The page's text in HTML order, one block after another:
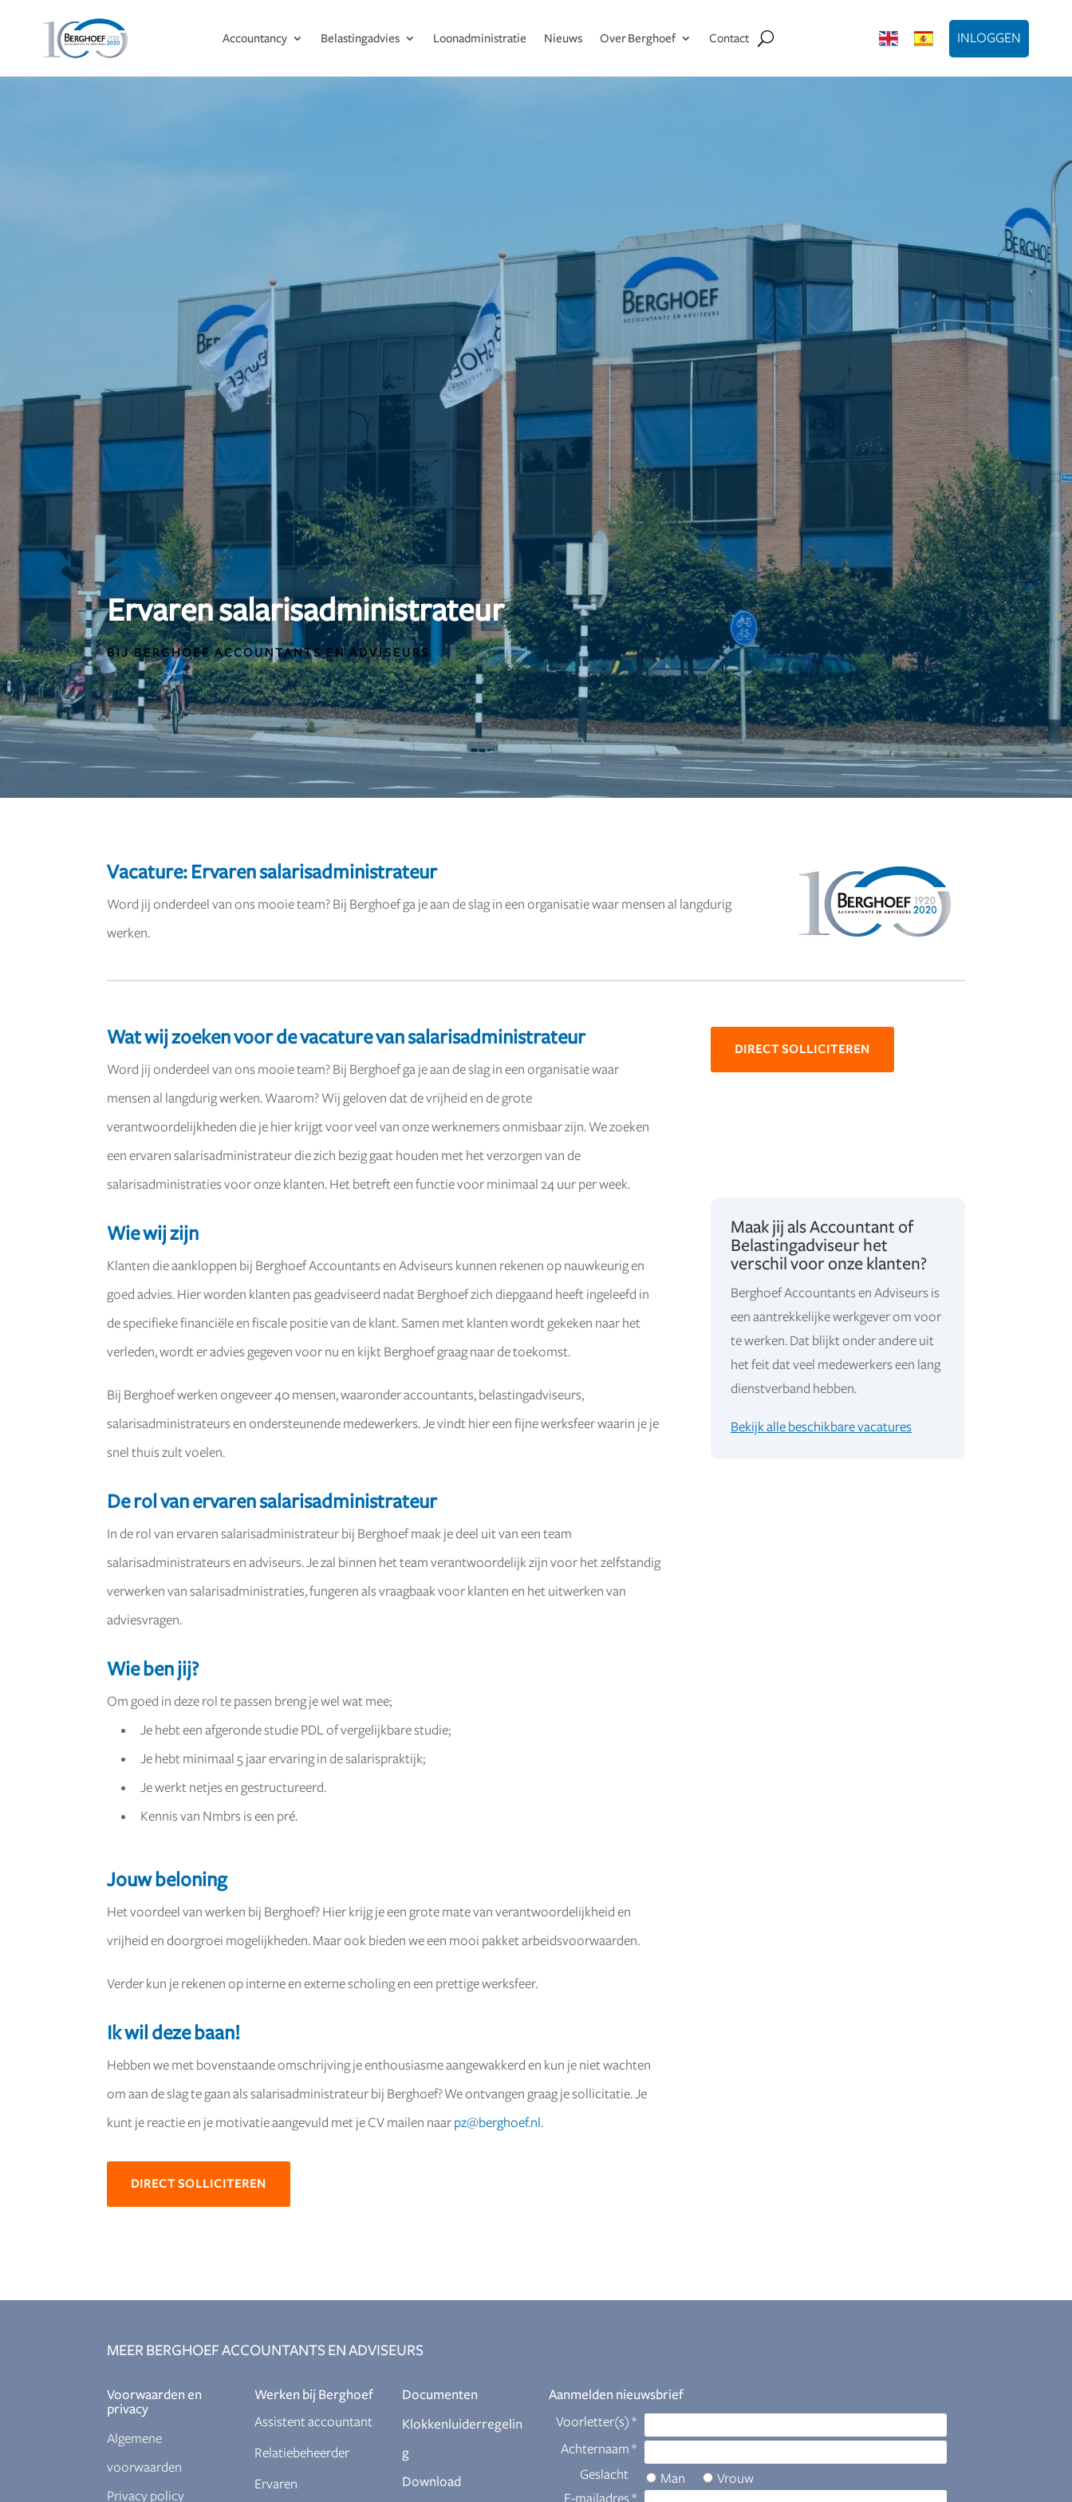
Accountancy Belastingadvies Loonadministratie Nieuws Over Berghoef Contact INLOGGEN
Ervaren salarisadministrateur
BIJ BERGHOEF ACCOUNTANTS EN ADVISEURS
Vacature: Ervaren salarisadministrateur
Word jij onderdeel van ons mooie team? Bij Berghoef ga je aan de slag in een organisatie waar mensen al langdurig
werken.
Wat wij zoeken voor de vacature van salarisadministrateur
Word jij onderdeel van ons mooie team? Bij Berghoef ga je aan de slag in een organisatie waar
mensen al langdurig werken. Waarom? Wij geloven dat de vrijheid en de grote
verantwoordelijkheden die je hier krijgt voor veel van onze werknemers onmisbaar zijn. We zoeken
een ervaren salarisadministrateur die zich bezig gaat houden met het verzorgen van de
salarisadministraties voor onze klanten. Het betreft een functie voor minimaal 24 uur per week.
Wie wij zijn
Klanten die aankloppen bij Berghoef Accountants en Adviseurs kunnen rekenen op nauwkeurig en
goed advies. Hier worden klanten pas geadviseerd nadat Berghoef zich diepgaand heeft ingeleefd in
de specifieke financiële en fiscale positie van de klant. Samen met klanten wordt gekeken naar het
verleden, wordt er advies gegeven voor nu en kijkt Berghoef graag naar de toekomst.
Bij Berghoef werken ongeveer 40 mensen, waaronder accountants, belastingadviseurs,
salarisadministrateurs en ondersteunende medewerkers. Je vindt hier een fijne werksfeer waarin je je
snel thuis zult voelen.
De rol van ervaren salarisadministrateur
In de rol van ervaren salarisadministrateur bij Berghoef maak je deel uit van een team
salarisadministrateurs en adviseurs. Je zal binnen het team verantwoordelijk zijn voor het zelfstandig
verwerken van salarisadministraties, fungeren als vraagbaak voor klanten en het uitwerken van
adviesvragen.
Wie ben jij?
Om goed in deze rol te passen breng je wel wat mee;
Je hebt een afgeronde studie PDL of vergelijkbare studie;
Je hebt minimaal 5 jaar ervaring in de salarispraktijk;
Je werkt netjes en gestructureerd.
Kennis van Nmbrs is een pré.
Jouw beloning
Het voordeel van werken bij Berghoef? Hier krijg je een grote mate van verantwoordelijkheid en
vrijheid en doorgroei mogelijkheden. Maar ook bieden we een mooi pakket arbeidsvoorwaarden.
Verder kun je rekenen op interne en externe scholing en een prettige werksfeer.
Ik wil deze baan!
Hebben we met bovenstaande omschrijving je enthousiasme aangewakkerd en kun je niet wachten
om aan de slag te gaan als salarisadministrateur bij Berghoef? We ontvangen graag je sollicitatie. Je
kunt je reactie en je motivatie aangevuld met je CV mailen naar pz@berghoef.nl .
DIRECT SOLLICITEREN
DIRECT SOLLICITEREN
Maak jij als Accountant of
Belastingadviseur het
verschil voor onze klanten?
Berghoef Accountants en Adviseurs is
een aantrekkelijke werkgever om voor
te werken. Dat blijkt onder andere uit
het feit dat veel medewerkers een lang
dienstverband hebben.
Bekijk alle beschikbare vacatures
MEER BERGHOEF ACCOUNTANTS EN ADVISEURS
Voorwaarden en
privacy
Algemene
voorwaarden
Privacy policy
Werken bij Berghoef
Assistent accountant
Relatiebeheerder
Ervaren
Documenten
Klokkenluiderregelin
g
Download
Aanmelden nieuwsbrief